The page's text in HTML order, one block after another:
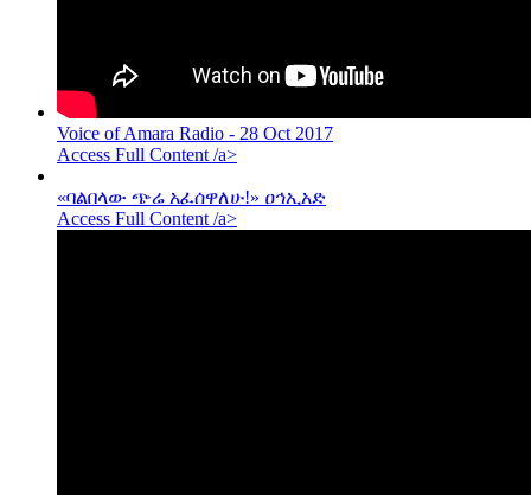
Voice of Amara Radio - 28 Oct 2017
Access Full Content /a>
«ባልበላው ጭሬ አፈሰዋለሁ!» ዐኅኢአድ
Access Full Content /a>